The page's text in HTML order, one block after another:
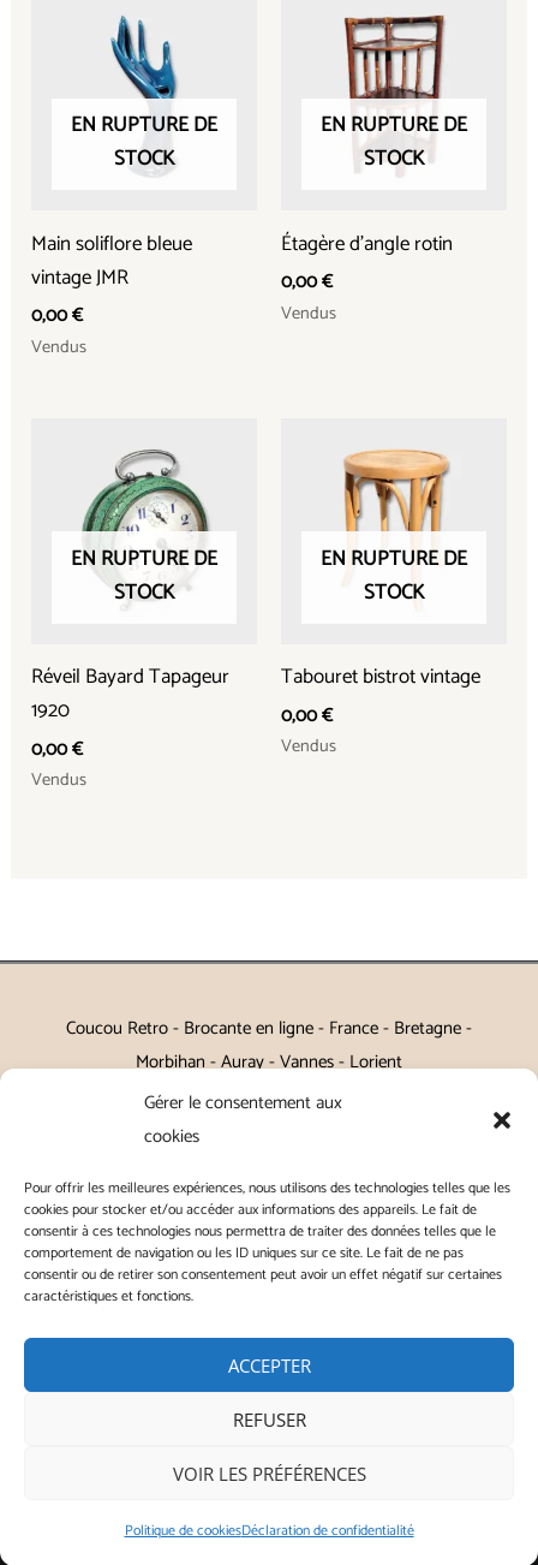
Gérer le consentement aux
cookies
Pour offrir les meilleures expériences, nous utilisons des technologies telles que les
cookies pour stocker et/ou accéder aux informations des appareils. Le fait de
consentir à ces technologies nous permettra de traiter des données telles que le
comportement de navigation ou les ID uniques sur ce site. Le fait de ne pas
consentir ou de retirer son consentement peut avoir un effet négatif sur certaines
caractéristiques et fonctions.
ACCEPTER
REFUSER
VOIR LES PRÉFÉRENCES
Politique de cookiesDéclaration de confidentialité
EN RUPTURE DE
STOCK
Main soliflore bleue
vintage JMR
0,00€
Vendus
EN RUPTURE DE
STOCK
Étagère d’angle rotin
0,00€
Vendus
EN RUPTURE DE
STOCK
Réveil Bayard Tapageur
1920
0,00€
Vendus
EN RUPTURE DE
STOCK
Tabouret bistrot vintage
0,00€
Vendus
Coucou Retro - Brocante en ligne - France - Bretagne -
Morbihan - Auray - Vannes - Lorient
Petits meubles, décoration, miroirs, luminaires, Art de la table
Campagne Chic, Kitch
|Contact|Conditions générales de vente|Conditions
générales d'utilisation|Mentions légales|Politique de